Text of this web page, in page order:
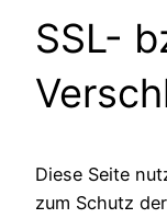
SSL-
Diese Seite
zum Schutz